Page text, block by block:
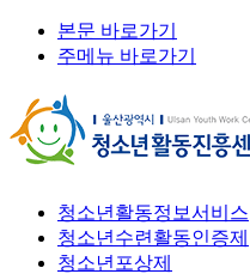
본문 바로가기
주메뉴 바로가기
청소년활동정보서비스
청소년수련활동인증제
청소년포상제